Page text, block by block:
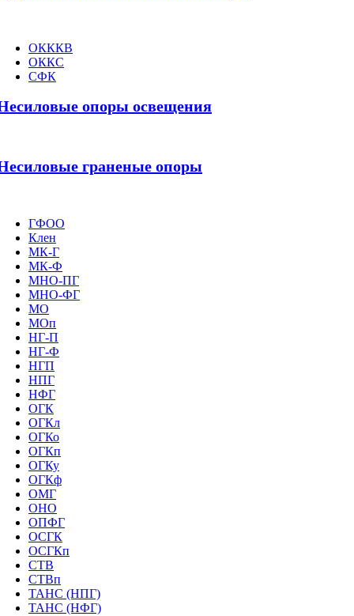
ОКККВ
ОККС
СФК
опоры освещения
граненые опоры
ГФОО
Клен
МК-Г
МК-Ф
МНО-ПГ
МНО-ФГ
МО
МОп
НГ-П
НГ-Ф
НГП
НПГ
НФГ
ОГК
ОГКл
ОГКо
ОГКп
ОГКу
ОГКф
ОМГ
ОНО
ОПФГ
ОСГК
ОСГКп
СТВ
СТВп
ТАНС (НПГ)
ТАНС (НФГ)